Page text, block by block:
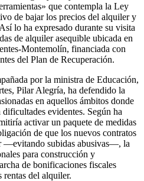
Urbana, Isabel Rodríguez, ha
de Aragón y al Ayuntamiento de
que contempla la Ley
de bajar los precios del alquiler y
lo ha expresado durante su visita
de alquiler asequible ubicada en
del Plan de Recuperación.
por la ministra de Educación,
Pilar Alegría, ha defendido la
en aquellos ámbitos donde
evidentes. Según ha
activar un paquete de medidas
de que los nuevos contratos
—evitando subidas abusivas—, la
para construcción y